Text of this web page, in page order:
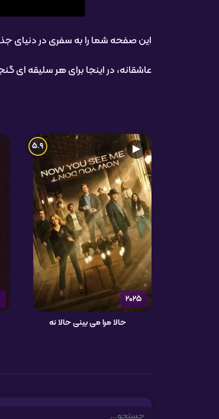
این صفحه شما را به سفری در دنیای
عاشقانه، در اینجا برای هر سلیقه ای
2025
▶
5.9
حالا مرا می بینی حالا نه
Search